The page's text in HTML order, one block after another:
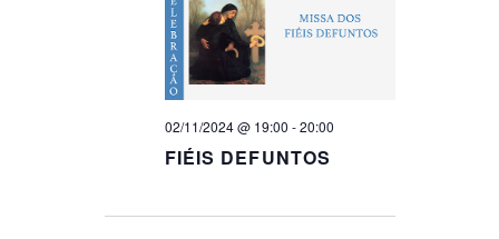
02/11/2024 @ 19:00 -20:00
FIÉIS DEFUNTOS